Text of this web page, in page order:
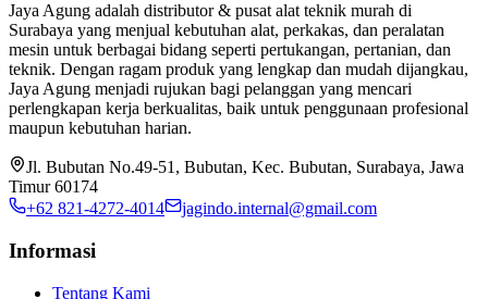
Jaya Agung adalah distributor & pusat alat teknik murah di
Surabaya yang menjual kebutuhan alat, perkakas, dan peralatan
mesin untuk berbagai bidang seperti pertukangan, pertanian, dan
teknik. Dengan ragam produk yang lengkap dan mudah dijangkau,
Jaya Agung menjadi rujukan bagi pelanggan yang mencari
perlengkapan kerja berkualitas, baik untuk penggunaan profesional
maupun kebutuhan harian.
Jl. Bubutan No.49-51, Bubutan, Kec. Bubutan, Surabaya, Jawa
Timur 60174
+62 821-4272-4014
jagindo.internal@gmail.com
Informasi
Tentang Kami